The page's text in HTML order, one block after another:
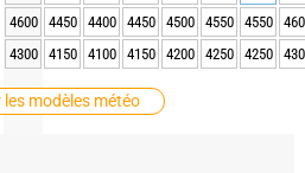
modèles météo
4600
4450 4400 4450 4500 4550 4550
4300
4150 4100 4150 4200 4250 4250